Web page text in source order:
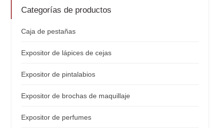
Categorías de productos
Caja de pestañas
Expositor de lápices de cejas
Expositor de pintalabios
Expositor de brochas de maquillaje
Expositor de perfumes